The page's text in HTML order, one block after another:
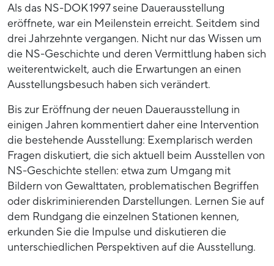
Als das NS-DOK 1997 seine Dauerausstellung
eröffnete, war ein Meilenstein erreicht. Seitdem sind
drei Jahrzehnte vergangen. Nicht nur das Wissen um
die NS-Geschichte und deren Vermittlung haben sich
weiterentwickelt, auch die Erwartungen an einen
Ausstellungsbesuch haben sich verändert.
Bis zur Eröffnung der neuen Dauerausstellung in
einigen Jahren kommentiert daher eine Intervention
die bestehende Ausstellung: Exemplarisch werden
Fragen diskutiert, die sich aktuell beim Ausstellen von
NS-Geschichte stellen: etwa zum Umgang mit
Bildern von Gewalttaten, problematischen Begriffen
oder diskriminierenden Darstellungen. Lernen Sie auf
dem Rundgang die einzelnen Stationen kennen,
erkunden Sie die Impulse und diskutieren die
unterschiedlichen Perspektiven auf die Ausstellung.